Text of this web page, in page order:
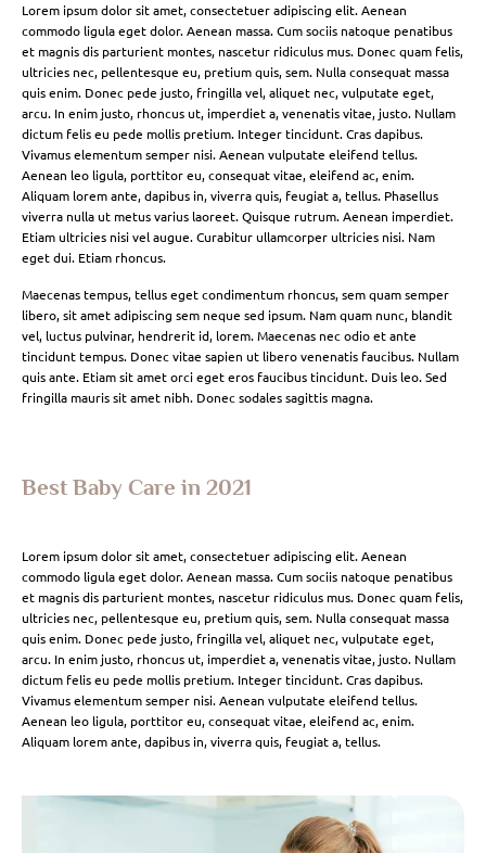
Lorem ipsum dolor sit amet, consectetuer adipiscing elit. Aenean
commodo ligula eget dolor. Aenean massa. Cum sociis natoque penatibus
et magnis dis parturient montes, nascetur ridiculus mus. Donec quam felis,
ultricies nec, pellentesque eu, pretium quis, sem. Nulla consequat massa
quis enim. Donec pede justo, fringilla vel, aliquet nec, vulputate eget,
arcu. In enim justo, rhoncus ut, imperdiet a, venenatis vitae, justo. Nullam
dictum felis eu pede mollis pretium. Integer tincidunt. Cras dapibus.
Vivamus elementum semper nisi. Aenean vulputate eleifend tellus.
Aenean leo ligula, porttitor eu, consequat vitae, eleifend ac, enim.
Aliquam lorem ante, dapibus in, viverra quis, feugiat a, tellus. Phasellus
viverra nulla ut metus varius laoreet. Quisque rutrum. Aenean imperdiet.
Etiam ultricies nisi vel augue. Curabitur ullamcorper ultricies nisi. Nam
eget dui. Etiam rhoncus.
Maecenas tempus, tellus eget condimentum rhoncus, sem quam semper
libero, sit amet adipiscing sem neque sed ipsum. Nam quam nunc, blandit
vel, luctus pulvinar, hendrerit id, lorem. Maecenas nec odio et ante
tincidunt tempus. Donec vitae sapien ut libero venenatis faucibus. Nullam
quis ante. Etiam sit amet orci eget eros faucibus tincidunt. Duis leo. Sed
fringilla mauris sit amet nibh. Donec sodales sagittis magna.
Best Baby Care in 2021
Lorem ipsum dolor sit amet, consectetuer adipiscing elit. Aenean
commodo ligula eget dolor. Aenean massa. Cum sociis natoque penatibus
et magnis dis parturient montes, nascetur ridiculus mus. Donec quam felis,
ultricies nec, pellentesque eu, pretium quis, sem. Nulla consequat massa
quis enim. Donec pede justo, fringilla vel, aliquet nec, vulputate eget,
arcu. In enim justo, rhoncus ut, imperdiet a, venenatis vitae, justo. Nullam
dictum felis eu pede mollis pretium. Integer tincidunt. Cras dapibus.
Vivamus elementum semper nisi. Aenean vulputate eleifend tellus.
Aenean leo ligula, porttitor eu, consequat vitae, eleifend ac, enim.
Aliquam lorem ante, dapibus in, viverra quis, feugiat a, tellus.